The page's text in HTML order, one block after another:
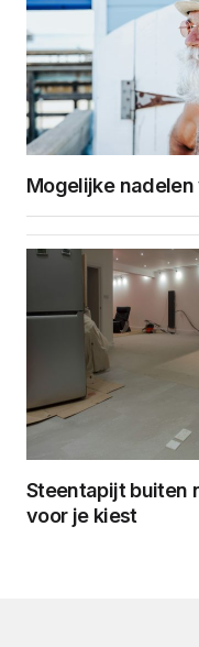
Mogelijke
Steentapijt buiten
voor je kiest